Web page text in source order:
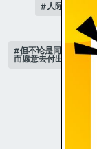
人际关系
但不论是同性还是异
而愿意去付出，去关心